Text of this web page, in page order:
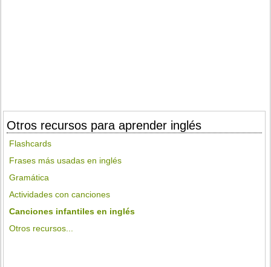
Otros recursos para aprender inglés
Flashcards
Frases más usadas en inglés
Gramática
Actividades con canciones
Canciones infantiles en inglés
Otros recursos...